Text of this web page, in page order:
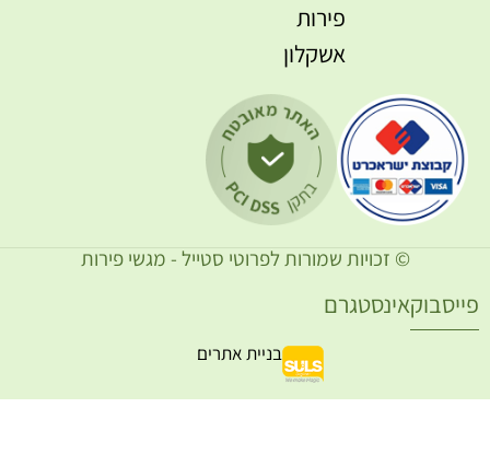
פירות
אשקלון
© זכויות שמורות לפרוטי סטייל - מגשי פירות
בניית אתרים
אינסטגרם